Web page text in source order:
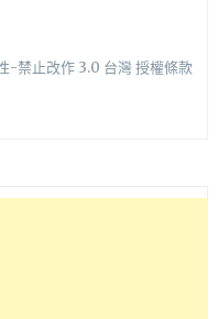
-禁止改作 3.0 台灣 授權條款